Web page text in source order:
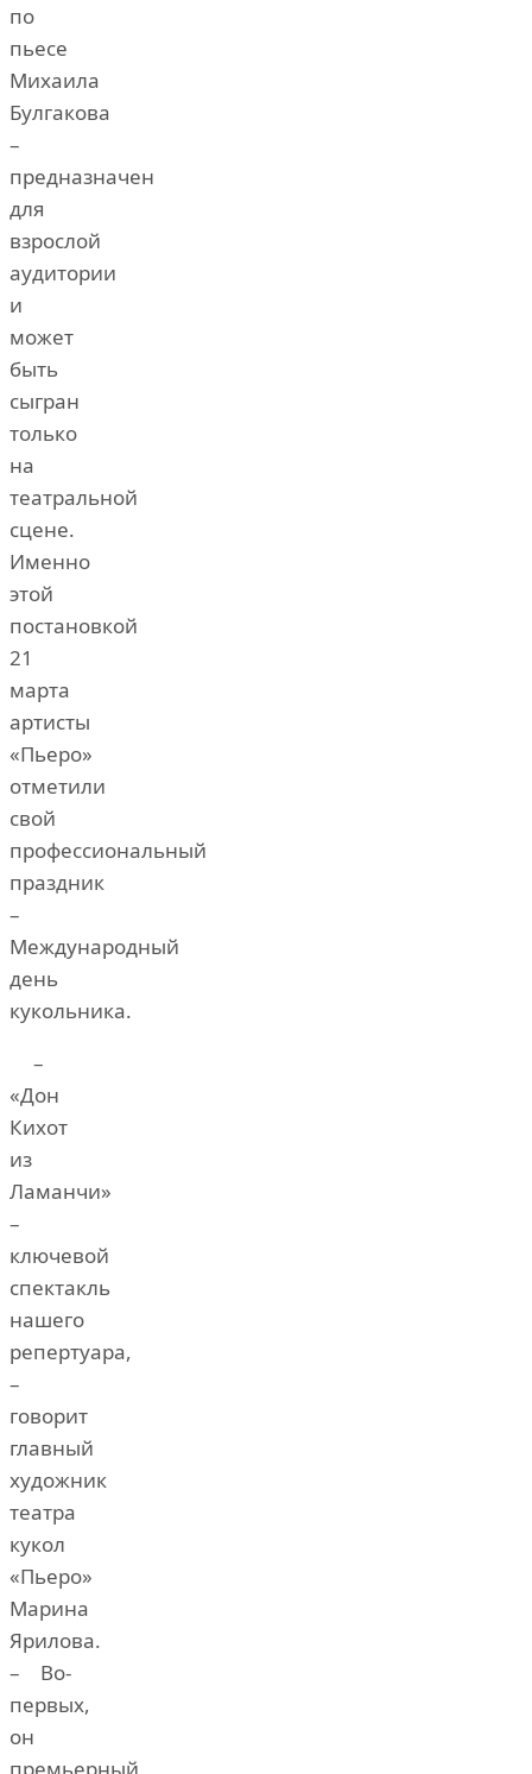
по
пьесе
Михаила
Булгакова
–
предназначен
для
взрослой
аудитории
и
может
быть
сыгран
только
на
театральной
сцене.
Именно
этой
постановкой
21
марта
артисты
«Пьеро»
отметили
свой
профессиональный
праздник
–
Международный
день
кукольника.
–
«Дон
Кихот
из
Ламанчи»
–
ключевой
спектакль
нашего
репертуара,
–
говорит
главный
художник
театра
кукол
«Пьеро»
Марина
Ярилова.
– Во-
первых,
он
премьерный,